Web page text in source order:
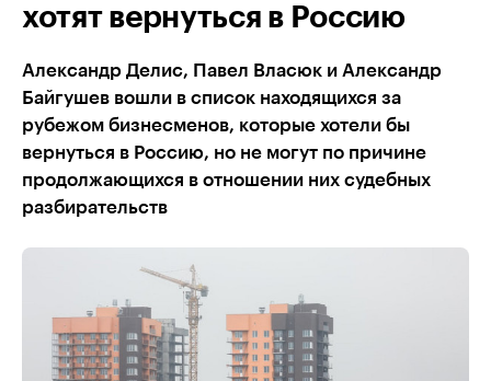
хотят вернуться в Россию
Александр Делис, Павел Власюк и Александр
Байгушев вошли в список находящихся за
рубежом бизнесменов, которые хотели бы
вернуться в Россию, но не могут по причине
продолжающихся в отношении них судебных
разбирательств